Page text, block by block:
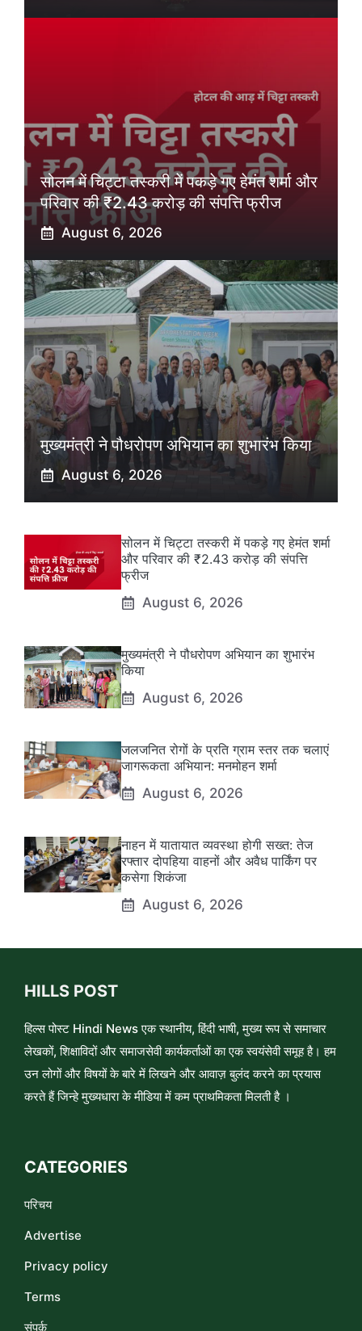
सोलन में चिट्टा तस्करी में पकड़े गए हेमंत शर्मा और
परिवार की ₹2.43 करोड़ की संपत्ति फ्रीज
August 6, 2026
मुख्यमंत्री ने पौधरोपण अभियान का शुभारंभ किया
August 6, 2026
सोलन में चिट्टा तस्करी में पकड़े गए हेमंत शर्मा
और परिवार की ₹2.43 करोड़ की संपत्ति
फ्रीज
August 6, 2026
मुख्यमंत्री ने पौधरोपण अभियान का शुभारंभ
किया
August 6, 2026
जलजनित रोगों के प्रति ग्राम स्तर तक चलाएं
जागरूकता अभियान: मनमोहन शर्मा
August 6, 2026
नाहन में यातायात व्यवस्था होगी सख्त: तेज
रफ्तार दोपहिया वाहनों और अवैध पार्किंग पर
कसेगा शिकंजा
August 6, 2026
HILLS POST
हिल्स पोस्ट Hindi News एक स्थानीय, हिंदी भाषी, मुख्य रूप से समाचार
लेखकों, शिक्षाविदों और समाजसेवी कार्यकर्ताओं का एक स्वयंसेवी समूह है। हम
उन लोगों और विषयों के बारे में लिखने और आवाज़ बुलंद करने का प्रयास
करते हैं जिन्हे मुख्यधारा के मीडिया में कम प्राथमिकता मिलती है ।
CATEGORIES
परिचय
Advertise
Privacy policy
Terms
संपर्क